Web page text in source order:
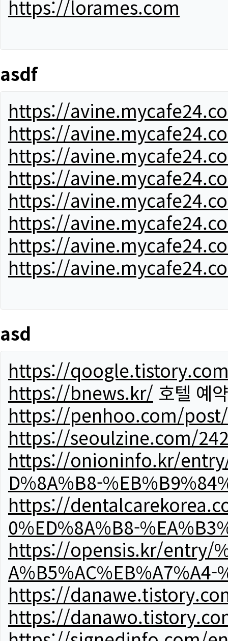
https://lorames.com
asdf
https://
https://
https://
https://
https://
https://
https://
https://
asd
https://
https://bnews.kr/ 호텔 예약
https://penhoo.com/
https://seoulzine.com/
https://onioninfo.kr/entry/
D%8A%B8-
https://
0%ED%8A%B8-
https://opensis.kr/entry/
A%B5%AC%EB%A7%A4-
https://
https://